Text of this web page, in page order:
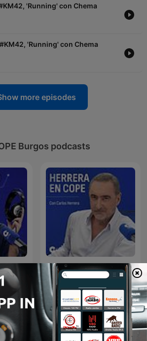
'Running' con Chema
'Running' con Chema
more episodes
Burgos podcasts
Herrera en COPE